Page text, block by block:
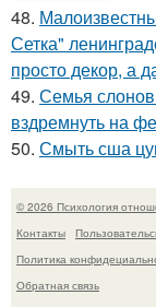
48.
Сетка"
просто декор, а
49. Семья
вздремнуть на
50. Смыть сша
© 2026 Психология
Контакты
Политика
Обратная связь